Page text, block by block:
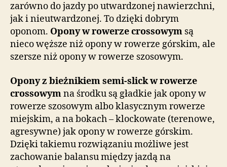
zarówno do jazdy po utwardzonej nawierzchni,
jak i nieutwardzonej. To dzięki dobrym
oponom. Opony w rowerze crossowym są
nieco węższe niż opony w rowerze górskim, ale
szersze niż opony w rowerze szosowym.
Opony z bieżnikiem semi-slick w rowerze
crossowymna środku są gładkie jak opony w
rowerze szosowym albo klasycznym rowerze
miejskim, a na bokach – klockowate (terenowe,
agresywne) jak opony w rowerze górskim.
Dzięki takiemu rozwiązaniu możliwe jest
zachowanie balansu między jazdą na